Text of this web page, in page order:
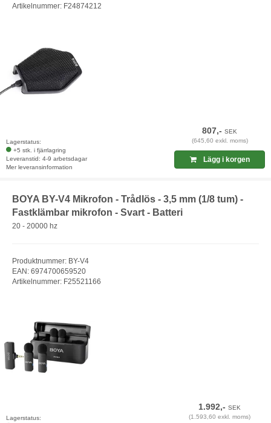
Artikelnummer: F24874212
Lagerstatus:
+5 stk. i fjärrlagring
Leveranstid: 4-9 arbetsdagar
Mer leveransinformation
807,-SEK
(645,60 exkl. moms)
Lägg i korgen
BOYA BY-V4 Mikrofon - Trådlös - 3,5 mm (1/8 tum) -
Fastklämbar mikrofon - Svart - Batteri
20 - 20000 hz
Produktnummer: BY-V4
EAN: 6974700659520
Artikelnummer: F25521166
Lagerstatus:
1.992,-SEK
(1.593,60 exkl. moms)